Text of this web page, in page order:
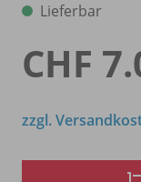
Lieferbar
CHF
zzgl.